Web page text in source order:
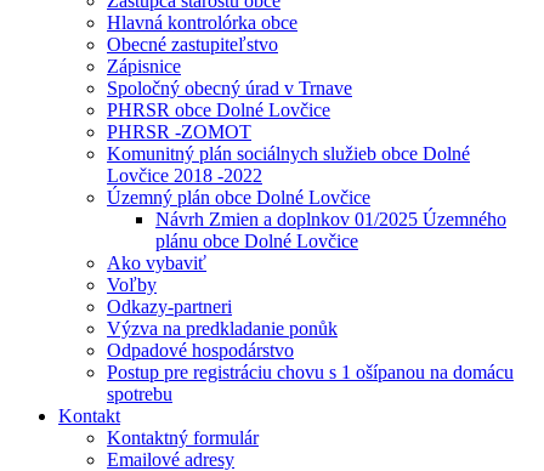
Hlavná kontrolórka obce
Obecné zastupiteľstvo
Zápisnice
Spoločný obecný úrad v Trnave
PHRSR obce Dolné Lovčice
PHRSR -ZOMOT
Komunitný plán sociálnych služieb obce Dolné
Lovčice 2018 -2022
Územný plán obce Dolné Lovčice
Návrh Zmien a doplnkov 01/2025 Územného
plánu obce Dolné Lovčice
Ako vybaviť
Voľby
Odkazy-partneri
Výzva na predkladanie ponůk
Odpadové hospodárstvo
Postup pre registráciu chovu s 1 ošípanou na domácu
spotrebu
Kontakt
Kontaktný formulár
Emailové adresy